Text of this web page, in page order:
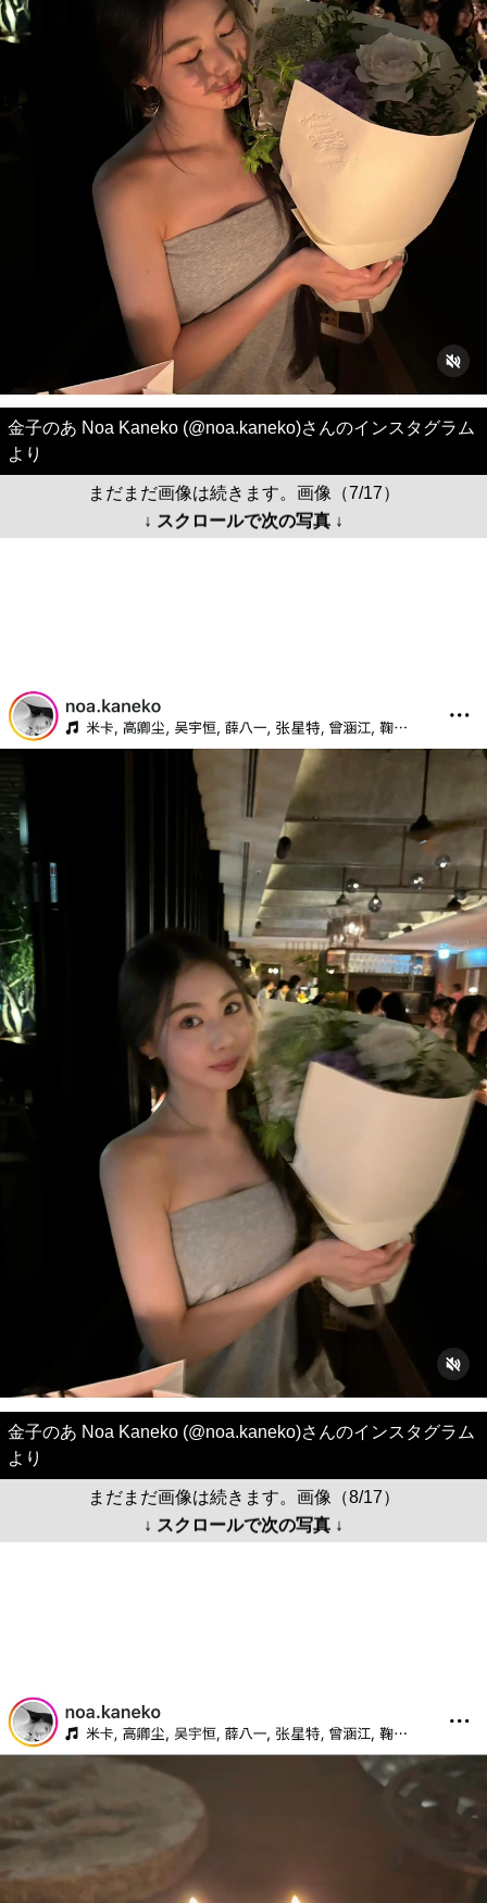
金子のあ Noa Kaneko (@noa.kaneko)さんのインスタグラム
より
まだまだ画像は続きます。画像（7/17）
↓ スクロールで次の写真 ↓
金子のあ Noa Kaneko (@noa.kaneko)さんのインスタグラム
より
まだまだ画像は続きます。画像（8/17）
↓ スクロールで次の写真 ↓